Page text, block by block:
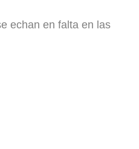
echan en falta en las